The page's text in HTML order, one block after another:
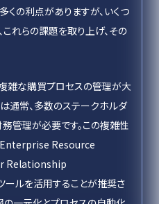
の利点がありますが、いくつ
これらの課題を取り上げ、その
複雑な購買プロセスの管理が大
通常、多数のステークホルダ
管理が必要です。この複雑性
Enterprise Resource
Relationship
ルを活用することが推奨さ